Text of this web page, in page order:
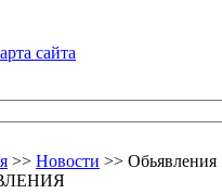
сайта
>> Новости >> Обьявления